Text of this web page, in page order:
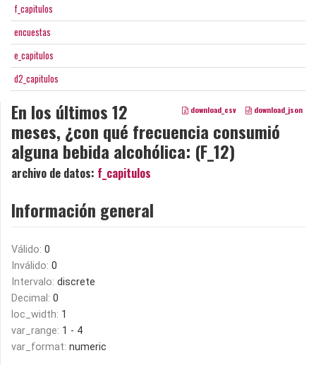
f_capitulos
encuestas
e_capitulos
d2_capitulos
download_csv download_json
En los últimos 12
meses, ¿con qué frecuencia consumió
alguna bebida alcohólica: (F_12)
archivo de datos: f_capitulos
Información general
Válido: 0
Inválido: 0
Intervalo: discrete
Decimal: 0
loc_width: 1
var_range: 1 - 4
var_format: numeric